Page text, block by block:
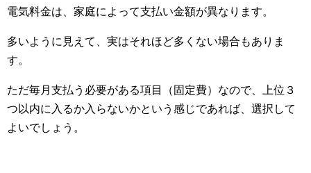
電気料金は、家庭によって支払い金額が異なります。
多いように見えて、実はそれほど多くない場合もありま
す。
ただ毎月支払う必要がある項目（固定費）なので、上位３
つ以内に入るか入らないかという感じであれば、選択して
よいでしょう。